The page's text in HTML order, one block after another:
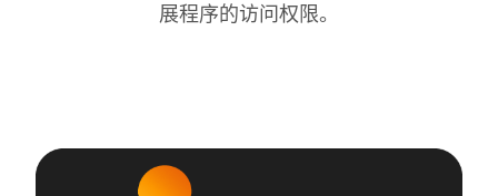
展程序的访问权限。